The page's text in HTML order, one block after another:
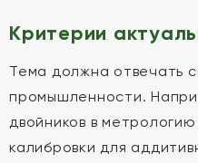
Критерии
Тема должна отвечать
промышленности.
двойников в
калибровки для